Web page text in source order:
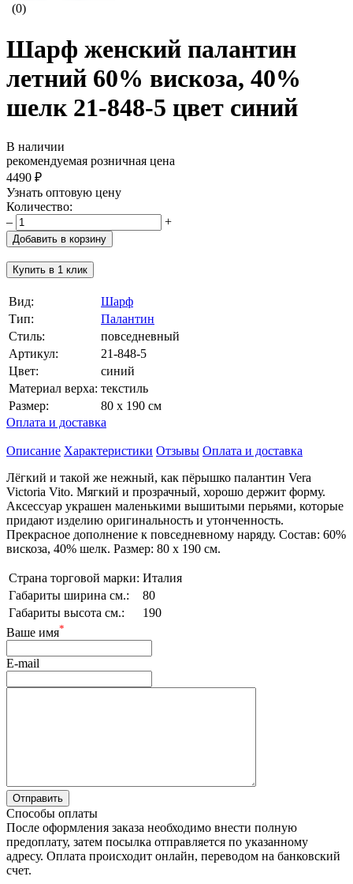
(0)
Шарф женский палантин
летний 60% вискоза, 40%
шелк 21-848-5 цвет синий
В наличии
рекомендуемая розничная цена
4490 ₽
Узнать оптовую цену
Количество:
–
+
Добавить в корзину
Купить в 1 клик
Вид:
Шарф
Тип:
Палантин
Стиль:
повседневный
Артикул:
21-848-5
Цвет:
синий
Материал верха: текстиль
Размер:
80 х 190 см
Оплата и доставка
Описание Характеристики Отзывы Оплата и доставка
Лёгкий и такой же нежный, как пёрышко палантин Vera
Victoria Vito. Мягкий и прозрачный, хорошо держит форму.
Аксессуар украшен маленькими вышитыми перьями, которые
придают изделию оригинальность и утонченность.
Прекрасное дополнение к повседневному наряду. Состав: 60%
вискоза, 40% шелк. Размер: 80 х 190 см.
Страна торговой марки: Италия
Габариты ширина см.:
80
Габариты высота см.:
190
Ваше имя*
E-mail
Способы оплаты
После оформления заказа необходимо внести полную
предоплату, затем посылка отправляется по указанному
адресу. Оплата происходит онлайн, переводом на банковский
счет.